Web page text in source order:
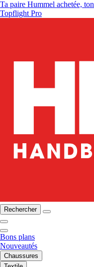
Ta paire Hummel achetée, ton
Topflight Pro
Rechercher
Bons plans
Nouveautés
Chaussures